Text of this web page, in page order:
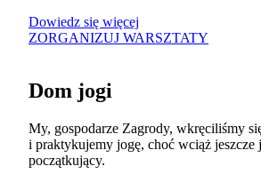
Dowiedz się więcej
ZORGANIZUJ WARSZTATY
Dom jogi
My, gospodarze Zagrody, wkręciliśmy
i praktykujemy jogę, choć wciąż jeszcze
początkujący.